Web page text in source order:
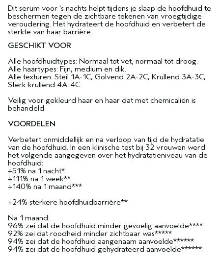
Dit serum voor 's nachts helpt tijdens je slaap de hoofdhuid te
beschermen tegen de zichtbare tekenen van vroegtijdige
veroudering. Het hydrateert de hoofdhuid en verbetert de
sterkte van haar barrière.
GESCHIKT VOOR
Alle hoofdhuidtypes: Normaal tot vet, normaal tot droog.
Alle haartypes: Fijn, medium en dik.
Alle texturen: Steil 1A-1C, Golvend 2A-2C, Krullend 3A-3C,
Sterk krullend 4A-4C.
Veilig voor gekleurd haar en haar dat met chemicaliën is
behandeld.
VOORDELEN
Verbetert onmiddellijk en na verloop van tijd de hydratatie
van de hoofdhuid. In een klinische test bij 32 vrouwen werd
het volgende aangegeven over het hydratatieniveau van de
hoofdhuid:
+51% na 1 nacht*
+111% na 1 week**
+140% na 1 maand***
+24% sterkere hoofdhuidbarrière**
Na 1 maand:
96% zei dat de hoofdhuid minder gevoelig aanvoelde****
92% zei dat roodheid minder zichtbaar was*****
94% zei dat de hoofdhuid aangenaam aanvoelde******
94% zei dat de hoofdhuid gehydrateerd aanvoelde******